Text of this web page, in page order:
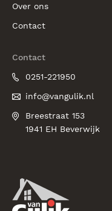
Over ons
Contact
Contact
0251-221950
info@vangulik.nl
Breestraat 153
1941 EH Beverwijk